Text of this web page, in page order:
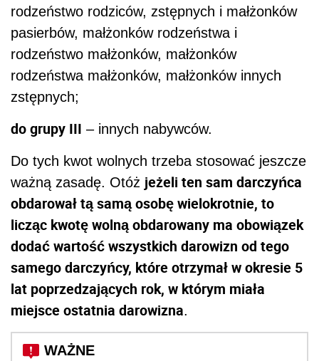
rodzeństwo rodziców, zstępnych i małżonków
pasierbów, małżonków rodzeństwa i
rodzeństwo małżonków, małżonków
rodzeństwa małżonków, małżonków innych
zstępnych;
do grupy III – innych nabywców.
Do tych kwot wolnych trzeba stosować jeszcze
ważną zasadę. Otóż jeżeli ten sam darczyńca
obdarował tą samą osobę wielokrotnie, to
licząc kwotę wolną obdarowany ma obowiązek
dodać wartość wszystkich darowizn od tego
samego darczyńcy, które otrzymał w okresie 5
lat poprzedzających rok, w którym miała
miejsce ostatnia darowizna.